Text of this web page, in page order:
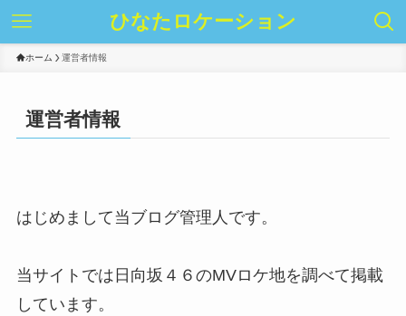
ひなたロケーション
ホーム 運営者情報
運営者情報
はじめまして当ブログ管理人です。
当サイトでは日向坂４６のMVロケ地を調べて掲載
しています。